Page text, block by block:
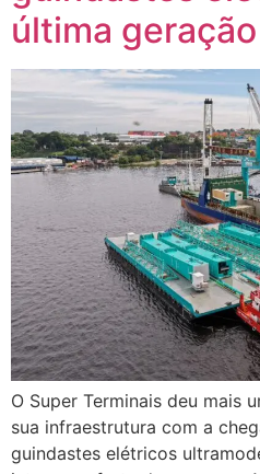
última geração
O Super Terminais deu mais
sua infraestrutura com a
guindastes elétricos